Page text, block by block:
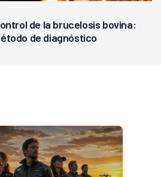
de la brucelosis bovina:
de diagnóstico